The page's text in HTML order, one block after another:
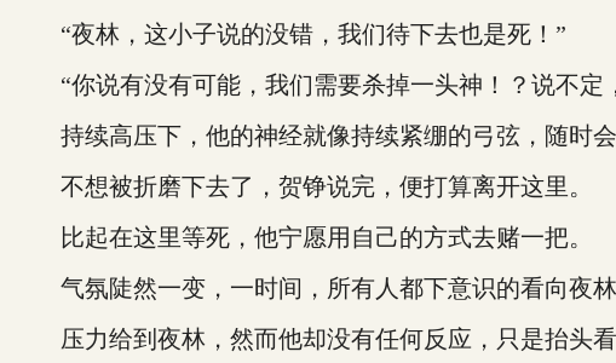
“夜林，这小子说的没错，我们待下去也是死！”
“你说有没有可能，我们需要杀掉一头神！？说不定
持续高压下，他的神经就像持续紧绷的弓弦，随时会
不想被折磨下去了，贺铮说完，便打算离开这里。
比起在这里等死，他宁愿用自己的方式去赌一把。
气氛陡然一变，一时间，所有人都下意识的看向夜林
压力给到夜林，然而他却没有任何反应，只是抬头看